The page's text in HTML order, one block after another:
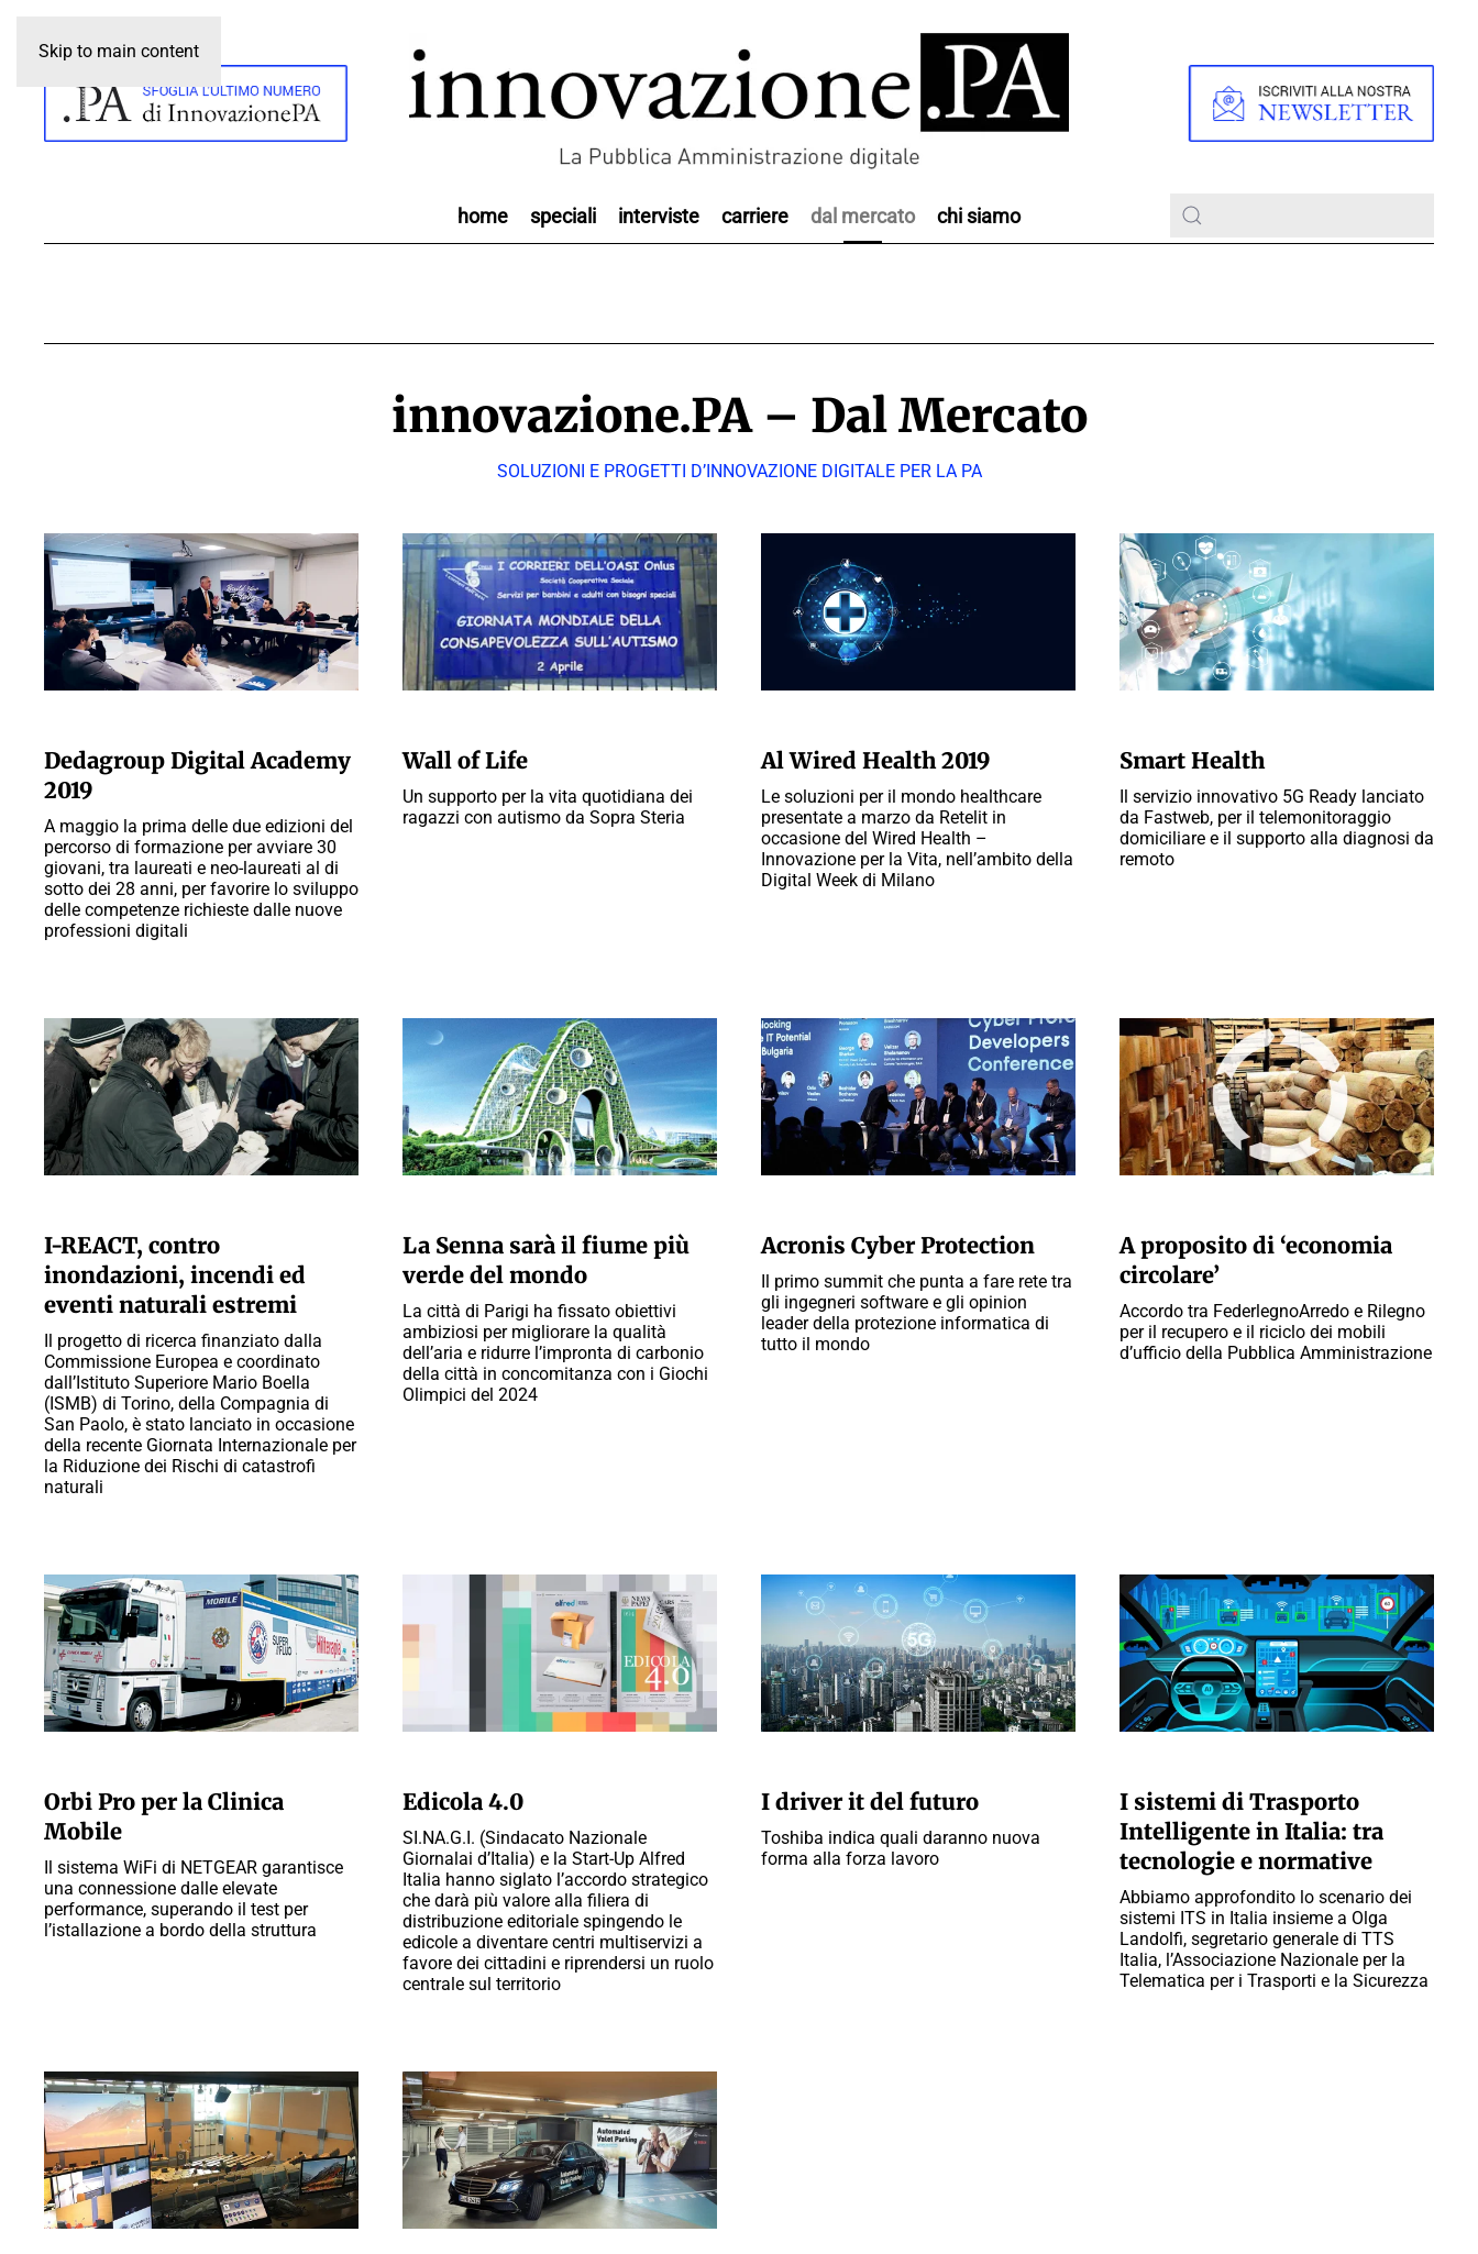
Skip to main content
home speciali interviste carriere dal mercato chi siamo
innovazione.PA – Dal Mercato
SOLUZIONI E PROGETTI D’INNOVAZIONE DIGITALE PER LA PA
Dedagroup Digital Academy
2019
A maggio la prima delle due edizioni del
percorso di formazione per avviare 30
giovani, tra laureati e neo-laureati al di
sotto dei 28 anni, per favorire lo sviluppo
delle competenze richieste dalle nuove
professioni digitali
Wall of Life
Un supporto per la vita quotidiana dei
ragazzi con autismo da Sopra Steria
Al Wired Health 2019
Le soluzioni per il mondo healthcare
presentate a marzo da Retelit in
occasione del Wired Health –
Innovazione per la Vita, nell’ambito della
Digital Week di Milano
Smart Health
Il servizio innovativo 5G Ready lanciato
da Fastweb, per il telemonitoraggio
domiciliare e il supporto alla diagnosi da
remoto
I-REACT, contro
inondazioni, incendi ed
eventi naturali estremi
Il progetto di ricerca finanziato dalla
Commissione Europea e coordinato
dall’Istituto Superiore Mario Boella
(ISMB) di Torino, della Compagnia di
San Paolo, è stato lanciato in occasione
della recente Giornata Internazionale per
la Riduzione dei Rischi di catastrofi
naturali
La Senna sarà il fiume più
verde del mondo
La città di Parigi ha fissato obiettivi
ambiziosi per migliorare la qualità
dell’aria e ridurre l’impronta di carbonio
della città in concomitanza con i Giochi
Olimpici del 2024
Acronis Cyber Protection
Il primo summit che punta a fare rete tra
gli ingegneri software e gli opinion
leader della protezione informatica di
tutto il mondo
A proposito di ‘economia
circolare’
Accordo tra FederlegnoArredo e Rilegno
per il recupero e il riciclo dei mobili
d’ufficio della Pubblica Amministrazione
Orbi Pro per la Clinica
Mobile
Il sistema WiFi di NETGEAR garantisce
una connessione dalle elevate
performance, superando il test per
l’istallazione a bordo della struttura
Edicola 4.0
SI.NA.G.I. (Sindacato Nazionale
Giornalai d’Italia) e la Start-Up Alfred
Italia hanno siglato l’accordo strategico
che darà più valore alla filiera di
distribuzione editoriale spingendo le
edicole a diventare centri multiservizi a
favore dei cittadini e riprendersi un ruolo
centrale sul territorio
I driver it del futuro
Toshiba indica quali daranno nuova
forma alla forza lavoro
I sistemi di Trasporto
Intelligente in Italia: tra
tecnologie e normative
Abbiamo approfondito lo scenario dei
sistemi ITS in Italia insieme a Olga
Landolfi, segretario generale di TTS
Italia, l’Associazione Nazionale per la
Telematica per i Trasporti e la Sicurezza